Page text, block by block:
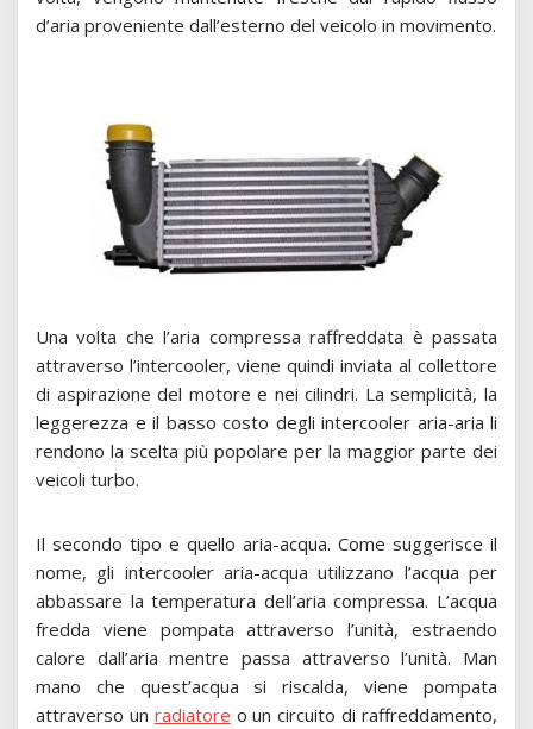
d’aria proveniente dall’esterno del veicolo in movimento.
Una volta che l’aria compressa raffreddata è passata
attraverso l’intercooler, viene quindi inviata al collettore
di aspirazione del motore e nei cilindri. La semplicità, la
leggerezza e il basso costo degli intercooler aria-aria li
rendono la scelta più popolare per la maggior parte dei
veicoli turbo.
Il secondo tipo e quello aria-acqua. Come suggerisce il
nome, gli intercooler aria-acqua utilizzano l’acqua per
abbassare la temperatura dell’aria compressa. L’acqua
fredda viene pompata attraverso l’unità, estraendo
calore dall’aria mentre passa attraverso l’unità. Man
mano che quest’acqua si riscalda, viene pompata
attraverso un radiatore o un circuito di raffreddamento,